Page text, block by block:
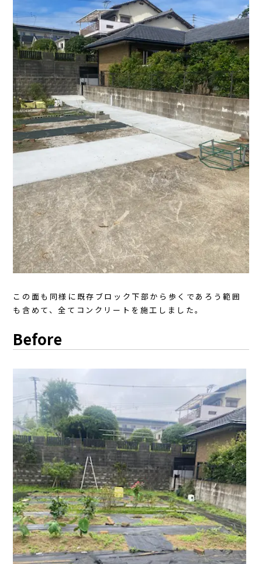
この面も同様に既存ブロック下部から歩くであろう範囲
も含めて、全てコンクリートを施工しました。
Before